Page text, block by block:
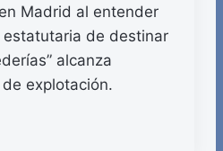
Madrid al entender
de destinar
alcanza
explotación.